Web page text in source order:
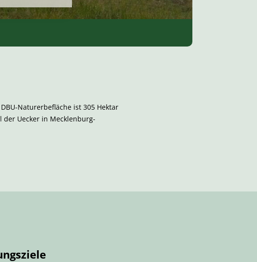
Naturerbefläche ist 305 Hektar
der Uecker in Mecklenburg-